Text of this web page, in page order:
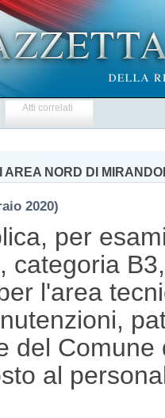
Atti correlati
AREA NORD DI
2020)
per
categoria
l'area
del
al